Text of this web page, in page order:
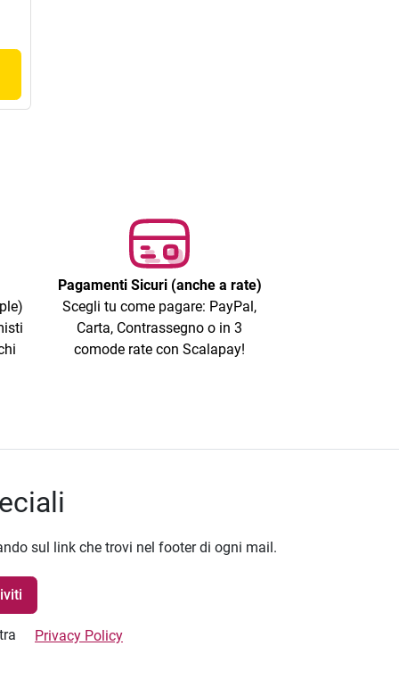
Pagamenti Sicuri (anche a rate)
Scegli tu come pagare: PayPal,
Carta, Contrassegno o in 3
comode rate con Scalapay!
sul link che trovi nel footer di ogni mail.
Privacy Policy